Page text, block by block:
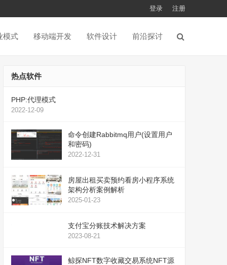
登录 注册
模式 移动端开发 软件设计 前沿探讨
热点软件
PHP:代理模式
2022-12-09
命令创建Rabbitmq用户(设置用户
和密码)
2022-12-31
房屋出租买卖预约看房小程序系统
架构分析案例解析
2025-01-23
支付宝分账技术解决方案
2023-08-21
鲸探NFT数字收藏交易系统NFT源